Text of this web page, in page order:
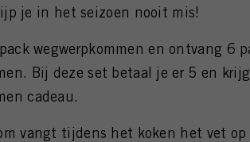
je in het seizoen nooit mis!
wegwerpkommen en ontvang 6
Bij deze set betaal je er 5 en
cadeau.
vangt tijdens het koken het vet